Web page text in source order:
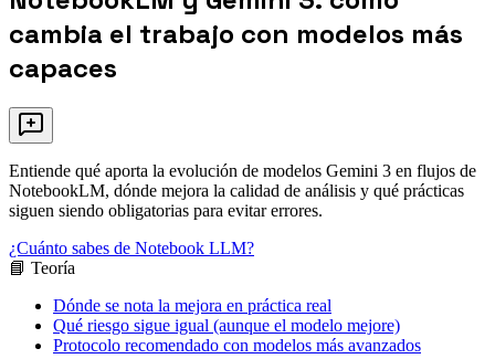
cambia el trabajo con modelos más
capaces
Entiende qué aporta la evolución de modelos Gemini 3 en flujos de
NotebookLM, dónde mejora la calidad de análisis y qué prácticas
siguen siendo obligatorias para evitar errores.
¿Cuánto sabes de Notebook LLM?
📘 Teoría
Dónde se nota la mejora en práctica real
Qué riesgo sigue igual (aunque el modelo mejore)
Protocolo recomendado con modelos más avanzados